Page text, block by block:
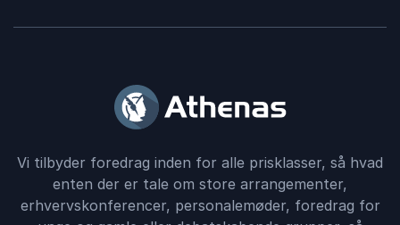
Vi tilbyder foredrag inden for alle prisklasser, så hvad
enten der er tale om store arrangementer,
erhvervskonferencer, personalemøder, foredrag for